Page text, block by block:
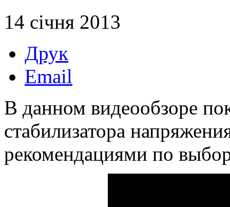
14 січня 2013
Друк
Email
В данном видеообзоре
стабилизатора
рекомендациями по